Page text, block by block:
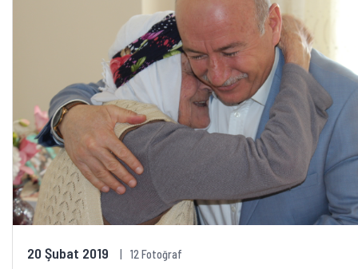
20 Şubat 2019 12 Fotoğraf